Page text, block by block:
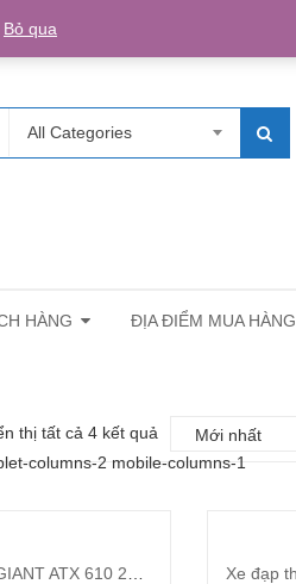
Login/Register
All Categories
HÀNG ĐỊA ĐIỂM MUA HÀNG
thị tất cả 4 kết quả
columns-2 mobile-columns-1
Bỏ qua